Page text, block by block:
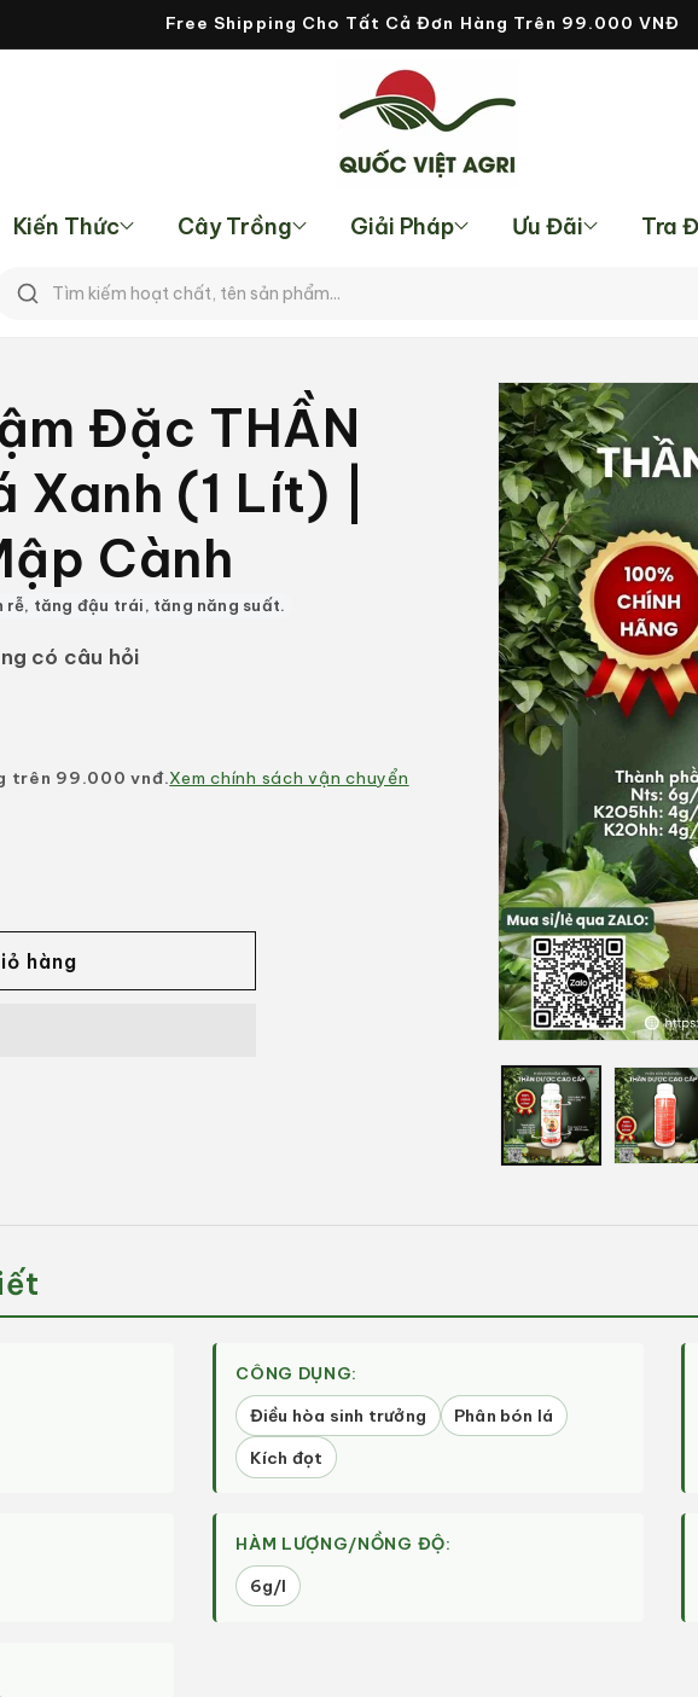
Free Shipping Cho Tất Cả Đơn Hàng Trên 99.000 VNĐ
Kiến Thức Cây Trồng Giải Pháp Ưu Đãi Tra
Tìm
đến
thông
tin sản
phẩm
phương
tiện
1
trong
hộp
tương
Đặc THẦN
Xanh (1 Lít) |
Cành
rễ, tăng đậu trái, tăng năng suất.
có câu hỏi
trên 99.000 vnđ.Xem chính sách vận chuyển
hàng
CÔNG DỤNG:
Điều hòa sinh trưởng
Phân bón lá
Kích đọt
HÀM LƯỢNG/NỒNG ĐỘ:
6g/l